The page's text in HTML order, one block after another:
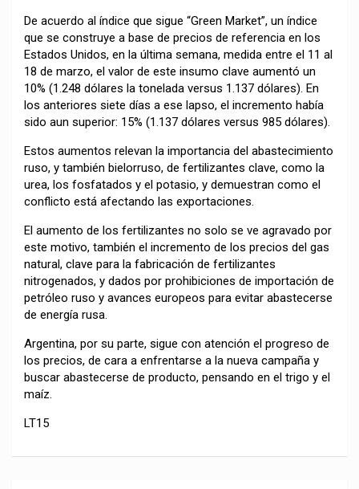
De acuerdo al índice que sigue “Green Market”, un índice
que se construye a base de precios de referencia en los
Estados Unidos, en la última semana, medida entre el 11 al
18 de marzo, el valor de este insumo clave aumentó un
10% (1.248 dólares la tonelada versus 1.137 dólares). En
los anteriores siete días a ese lapso, el incremento había
sido aun superior: 15% (1.137 dólares versus 985 dólares).
Estos aumentos relevan la importancia del abastecimiento
ruso, y también bielorruso, de fertilizantes clave, como la
urea, los fosfatados y el potasio, y demuestran como el
conflicto está afectando las exportaciones.
El aumento de los fertilizantes no solo se ve agravado por
este motivo, también el incremento de los precios del gas
natural, clave para la fabricación de fertilizantes
nitrogenados, y dados por prohibiciones de importación de
petróleo ruso y avances europeos para evitar abastecerse
de energía rusa.
Argentina, por su parte, sigue con atención el progreso de
los precios, de cara a enfrentarse a la nueva campaña y
buscar abastecerse de producto, pensando en el trigo y el
maíz.
LT15